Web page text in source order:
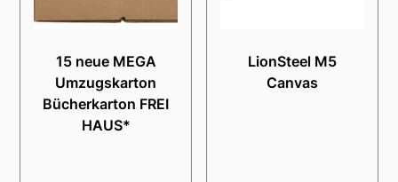
15 neue MEGA
Umzugskarton
Bücherkarton FREI
HAUS*
LionSteel M5
Canvas